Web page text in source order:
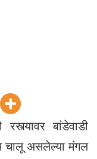
बांडेवाडी
चालू असलेल्या मंगल